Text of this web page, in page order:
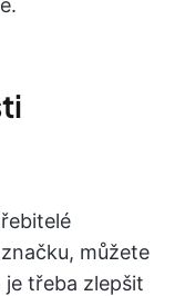
můžete
třeba zlepšit